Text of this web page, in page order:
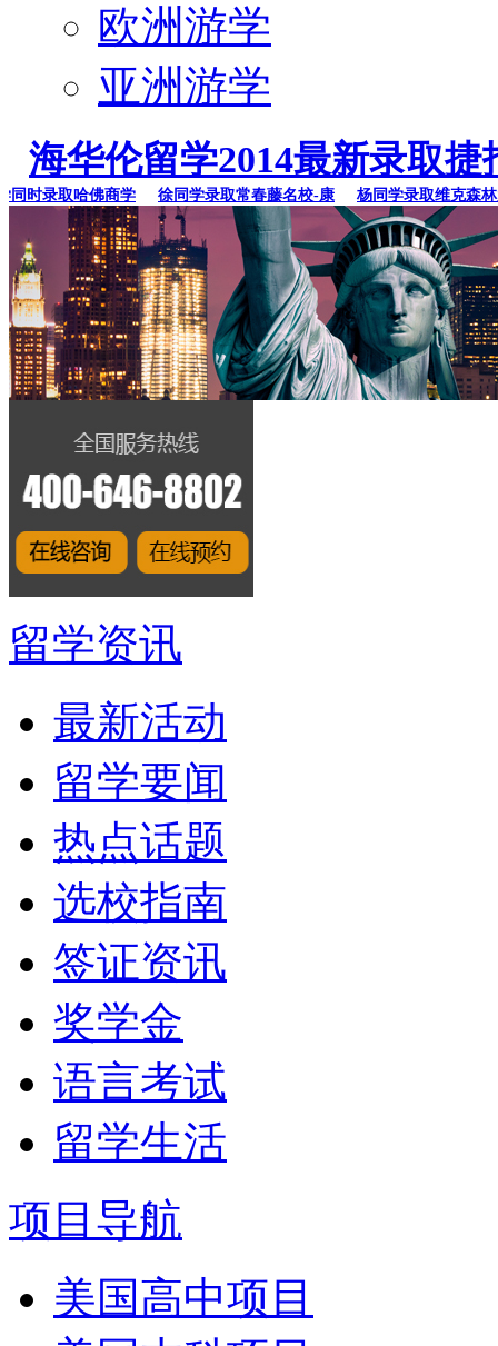
欧洲游学
亚洲游学
海华伦留学2014最新录取捷
录取哈佛商学 徐同学录取常春藤名校-康 杨同学录取维克森林大学
留学资讯
最新活动
留学要闻
热点话题
选校指南
签证资讯
奖学金
语言考试
留学生活
项目导航
美国高中项目